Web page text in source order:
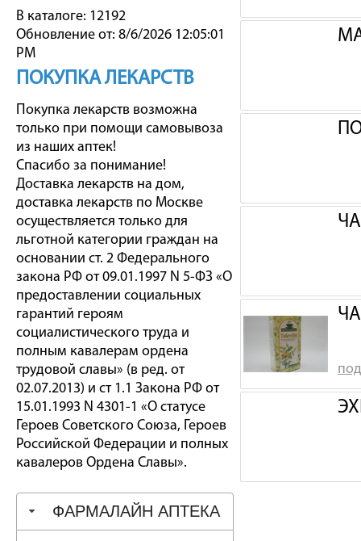
В каталоге: 12192
Обновление от: 8/6/2026 12:05:01
PM
ПОКУПКА ЛЕКАРСТВ
Покупка лекарств возможна
только при помощи самовывоза
из наших аптек!
Спасибо за понимание!
Доставка лекарств на дом,
доставка лекарств по Москве
осуществляется только для
льготной категории граждан на
основании ст. 2 Федерального
закона РФ от 09.01.1997 N 5-ФЗ «О
предоставлении социальных
гарантий героям
социалистического труда и
полным кавалерам ордена
трудовой славы» (в ред. от
02.07.2013) и ст 1.1 Закона РФ от
15.01.1993 N 4301-1 «О статусе
Героев Советского Союза, Героев
Российской Федерации и полных
кавалеров Ордена Славы».
ФАРМАЛАЙН АПТЕКА